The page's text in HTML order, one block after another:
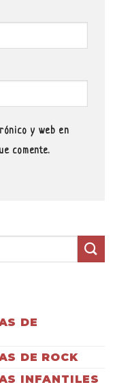
y web en
comente.
DE
DE ROCK
INFANTILES